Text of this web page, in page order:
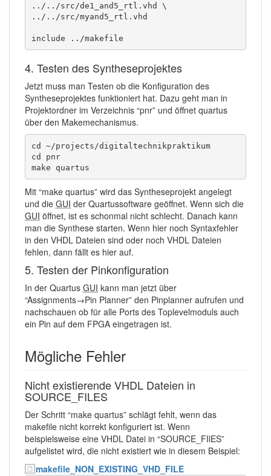
../../src/de1_and5_rtl.vhd \
../../src/myand5_rtl.vhd
include ../makefile
4. Testen des Syntheseprojektes
Jetzt muss man Testen ob die Konfiguration des
Syntheseprojektes funktioniert hat. Dazu geht man in
Projektordner im Verzeichnis “pnr” und öffnet quartus
über den Makemechanismus.
cd ~/projects/digitaltechnikpraktikum
cd pnr
make quartus
Mit “make quartus” wird das Syntheseprojekt angelegt
und die GUI der Quartussoftware geöffnet. Wenn sich die
GUI öffnet, ist es schonmal nicht schlecht. Danach kann
man die Synthese starten. Wenn hier noch Syntaxfehler
in den VHDL Dateien sind oder noch VHDL Dateien
fehlen, dann fällt es hier auf.
5. Testen der Pinkonfiguration
In der Quartus GUI kann man jetzt über
“Assignments→Pin Planner” den Pinplanner aufrufen und
nachschauen ob für alle Ports des Toplevelmoduls auch
ein Pin auf dem FPGA eingetragen ist.
Mögliche Fehler
Nicht existierende VHDL Dateien in
SOURCE_FILES
Der Schritt “make quartus” schlägt fehlt, wenn das
makefile nicht korrekt konfiguriert ist. Wenn
beispielsweise eine VHDL Datei in “SOURCE_FIlES”
aufgelistet wird, die nicht existiert wie in diesem Beispiel:
makefile_NON_EXISTING_VHD_FILE